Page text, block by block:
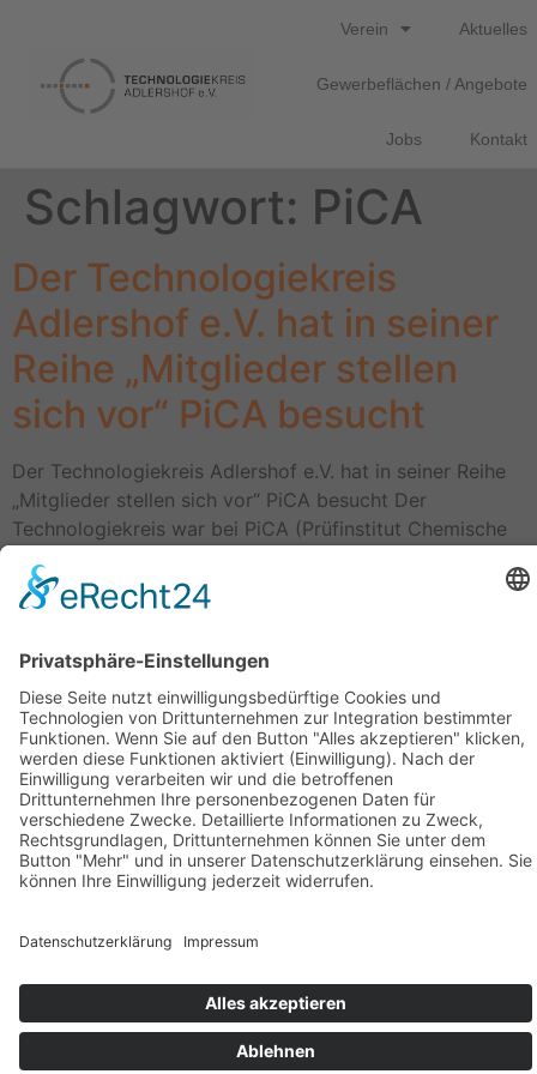
Verein Aktuelles
Gewerbeflächen / Angebote
Jobs Kontakt
Schlagwort: PiCA
Der Technologiekreis
Adlershof e.V. hat in seiner
Reihe „Mitglieder stellen
sich vor“ PiCA besucht
Der Technologiekreis Adlershof e.V. hat in seiner Reihe
„Mitglieder stellen sich vor“ PiCA besucht Der
Technologiekreis war bei PiCA (Prüfinstitut Chemische
Vorträgen zur Schadstoffanalyse lauschen. Hier
erfuhren wir z.B. von der Detektivarbeit auf einer
herausgefunden wurde, wie Nikotin in Tees gelangt. […]
Geschäftsstelle Adlershof
Kekuléstraße 2-4
12489 Berlin
Fax: +49-30-6392 2282
E-Mail:office@tk-adlershof.de